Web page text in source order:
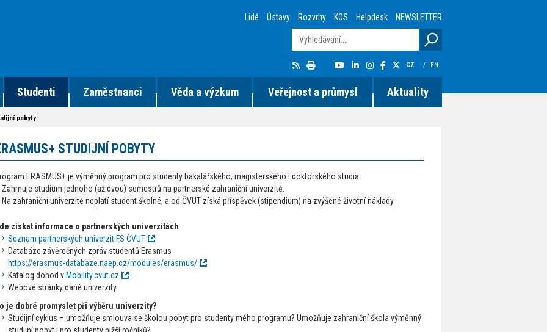
Studenti Zaměstnanci Věda a výzkum Veřejnost a průmysl Aktuality
Lidé Ústavy Rozvrhy KOS Helpdesk NEWSLETTER
CZ / EN
pobyty
STUDIJNÍ POBYTY
ERASMUS+ je výměnný program pro studenty bakalářského, magisterského i doktorského studia.
Zahrnuje studium jednoho (až dvou) semestrů na partnerské zahraniční univerzitě.
Na zahraniční univerzitě neplatí student školné, a od ČVUT získá příspěvek (stipendium) na zvýšené životní náklady
získat informace o partnerských univerzitách
Seznam partnerských univerzit FS ČVUT
Databáze závěrečných zpráv studentů Erasmus
https://erasmus-databaze.naep.cz/modules/erasmus/
Katalog dohod v Mobility.cvut.cz
Webové stránky dané univerzity
je dobré promyslet při výběru univerzity?
Studijní cyklus – umožňuje smlouva se školou pobyt pro studenty mého programu? Umožňuje zahraniční škola výměnný